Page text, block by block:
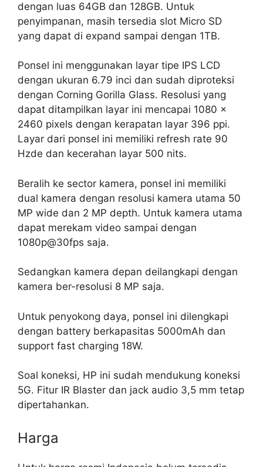
dengan luas 64GB dan 128GB. Untuk
penyimpanan, masih tersedia slot Micro SD
yang dapat di expand sampai dengan 1TB.
Ponsel ini menggunakan layar tipe IPS LCD
dengan ukuran 6.79 inci dan sudah diproteksi
dengan Corning Gorilla Glass. Resolusi yang
dapat ditampilkan layar ini mencapai 1080 x
2460 pixels dengan kerapatan layar 396 ppi.
Layar dari ponsel ini memiliki refresh rate 90
Hzde dan kecerahan layar 500 nits.
Beralih ke sector kamera, ponsel ini memiliki
dual kamera dengan resolusi kamera utama 50
MP wide dan 2 MP depth. Untuk kamera utama
dapat merekam video sampai dengan
1080p@30fps saja.
Sedangkan kamera depan deilangkapi dengan
kamera ber-resolusi 8 MP saja.
Untuk penyokong daya, ponsel ini dilengkapi
dengan battery berkapasitas 5000mAh dan
support fast charging 18W.
Soal koneksi, HP ini sudah mendukung koneksi
5G. Fitur IR Blaster dan jack audio 3,5 mm tetap
dipertahankan.
Harga